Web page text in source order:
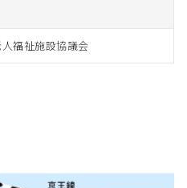
福祉施設協議会